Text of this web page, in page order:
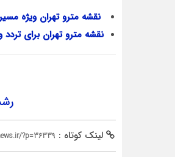
نقشه مترو تهران ویژه مسیر
نقشه مترو تهران برای تردد
رشد ۱۷درصدی مسیر ویژه
لینک کوتاه : ?p=36339